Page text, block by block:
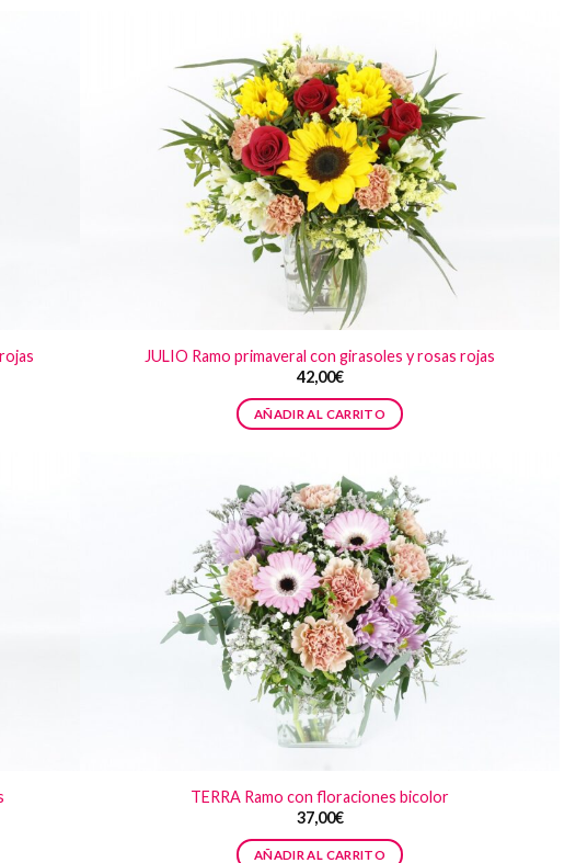
JULIO Ramo primaveral con girasoles y rosas rojas
42,00€
AÑADIR AL CARRITO
TERRA Ramo con floraciones bicolor
37,00€
AÑADIR AL CARRITO